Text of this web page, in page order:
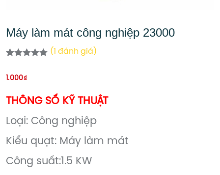
Máy làm mát công nghiệp 23000
đánh giá
(1 đánh giá)
1.000₫
THÔNG SỐ KỸ THUẬT
Loại: Công nghiệp
Kiểu quạt: Máy làm mát
Công suất:1.5 KW